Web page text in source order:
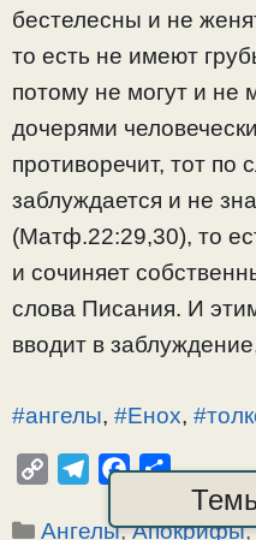
бестелесны и не
то есть не имеют
потому не могут и не
дочерями
противоречит, тот по
заблуждается и не
(Матф.22:29,30), то
и сочиняет
слова Писания. И
вводит в
#ангелы, #Енох,
p
l
F
c
О
п
Рубрики
Ангелы,Апокрифы